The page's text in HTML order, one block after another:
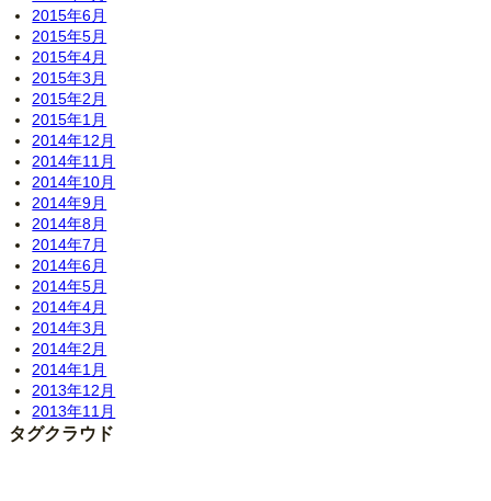
2015年6月
2015年5月
2015年4月
2015年3月
2015年2月
2015年1月
2014年12月
2014年11月
2014年10月
2014年9月
2014年8月
2014年7月
2014年6月
2014年5月
2014年4月
2014年3月
2014年2月
2014年1月
2013年12月
2013年11月
タグクラウド